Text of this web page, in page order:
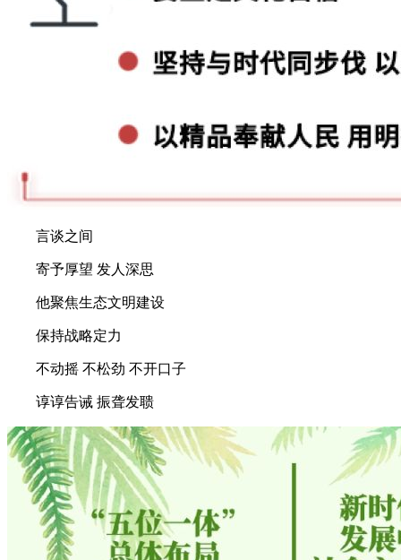
言谈之间
寄予厚望 发人深思
他聚焦生态文明建设
保持战略定力
不动摇 不松劲 不开口子
谆谆告诫 振聋发聩